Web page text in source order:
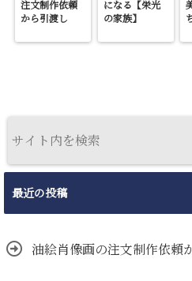
注文制作依頼
から引渡し
になる【栄光
の家族】
最近の投稿
油絵肖像画の注文制作依頼